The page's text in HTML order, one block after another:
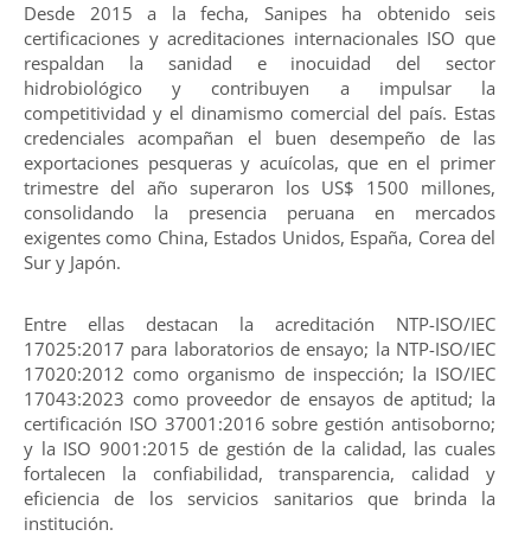
Desde 2015 a la fecha, Sanipes ha obtenido seis
certificaciones y acreditaciones internacionales ISO que
respaldan la sanidad e inocuidad del sector
hidrobiológico y contribuyen a impulsar la
competitividad y el dinamismo comercial del país. Estas
credenciales acompañan el buen desempeño de las
exportaciones pesqueras y acuícolas, que en el primer
trimestre del año superaron los US$ 1500 millones,
consolidando la presencia peruana en mercados
exigentes como China, Estados Unidos, España, Corea del
Sur y Japón.
Entre ellas destacan la acreditación NTP-ISO/IEC
17025:2017 para laboratorios de ensayo; la NTP-ISO/IEC
17020:2012 como organismo de inspección; la ISO/IEC
17043:2023 como proveedor de ensayos de aptitud; la
certificación ISO 37001:2016 sobre gestión antisoborno;
y la ISO 9001:2015 de gestión de la calidad, las cuales
fortalecen la confiabilidad, transparencia, calidad y
eficiencia de los servicios sanitarios que brinda la
institución.